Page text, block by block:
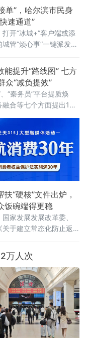
性养老服务广泛开
全国层面就互助性养
步发布的数据显示，
单”，哈尔滨市民身
速通道”
开“冰城+”客户端或添
管“烦心事”一键派发至
提升“路线图” 七方
众“减负提效”
“秦务员”平台提质焕
合等七个方面提出19
措施》明确，2026年
务服务事项标准化梳
务服务事项标准化梳
学位、人口户
“硬核”文件出炉，
饭碗端得更稳
家发展发展改革委、
于建立常态化防止返
》）。这是我国脱贫
入“十五五”开局之年、
年的首份系统性就业
万人次